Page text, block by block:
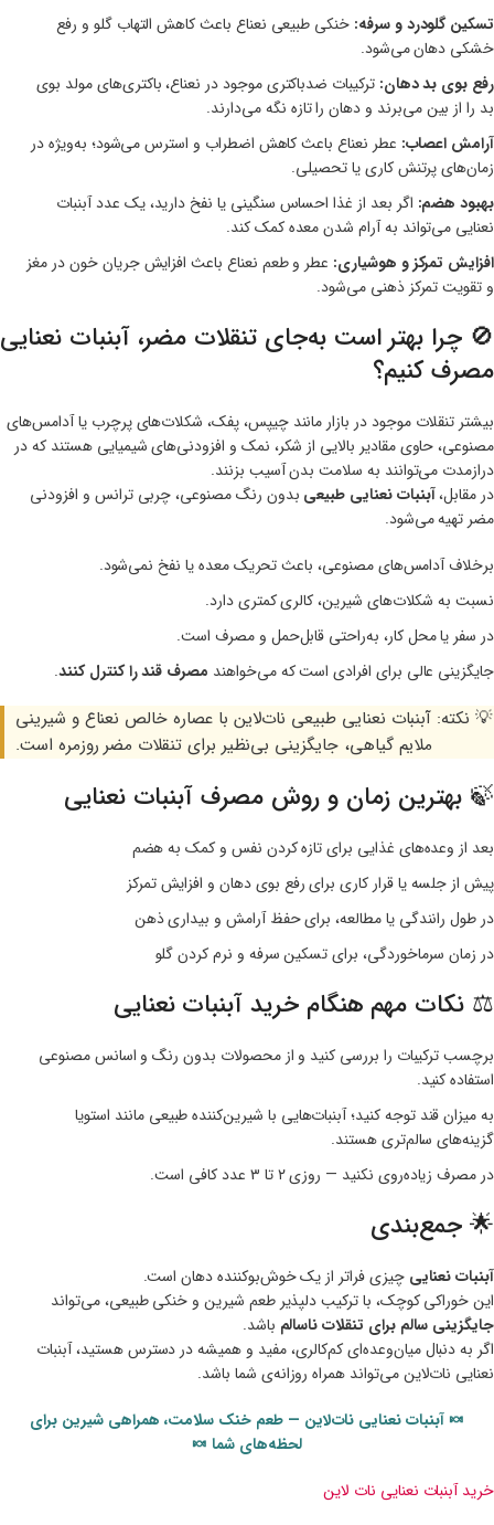
تسکین گلودرد و سرفه: خنکی طبیعی نعناع باعث کاهش التهاب گلو و رفع
خشکی دهان می‌شود.
رفع بوی بد دهان: ترکیبات ضدباکتری موجود در نعناع، باکتری‌های مولد بوی
بد را از بین می‌برند و دهان را تازه نگه می‌دارند.
آرامش اعصاب: عطر نعناع باعث کاهش اضطراب و استرس می‌شود؛ به‌ویژه در
زمان‌های پرتنش کاری یا تحصیلی.
بهبود هضم: اگر بعد از غذا احساس سنگینی یا نفخ دارید، یک عدد آبنبات
نعنایی می‌تواند به آرام شدن معده کمک کند.
افزایش تمرکز و هوشیاری: عطر و طعم نعناع باعث افزایش جریان خون در مغز
و تقویت تمرکز ذهنی می‌شود.
🚫 چرا بهتر است به‌جای تنقلات مضر، آبنبات نعنایی
مصرف کنیم؟
بیشتر تنقلات موجود در بازار مانند چیپس، پفک، شکلات‌های پرچرب یا آدامس‌های
مصنوعی، حاوی مقادیر بالایی از شکر، نمک و افزودنی‌های شیمیایی هستند که در
درازمدت می‌توانند به سلامت بدن آسیب بزنند.
در مقابل،آبنبات نعنایی طبیعی بدون رنگ مصنوعی، چربی ترانس و افزودنی
مضر تهیه می‌شود.
برخلاف آدامس‌های مصنوعی، باعث تحریک معده یا نفخ نمی‌شود.
نسبت به شکلات‌های شیرین، کالری کمتری دارد.
در سفر یا محل کار، به‌راحتی قابل‌حمل و مصرف است.
جایگزینی عالی برای افرادی است که می‌خواهند مصرف قند را کنترل کنند.
💡 نکته: آبنبات نعنایی طبیعی نات‌لاین با عصاره خالص نعناع و شیرینی
ملایم گیاهی، جایگزینی بی‌نظیر برای تنقلات مضر روزمره است.
🍃 بهترین زمان و روش مصرف آبنبات نعنایی
بعد از وعده‌های غذایی برای تازه کردن نفس و کمک به هضم
پیش از جلسه یا قرار کاری برای رفع بوی دهان و افزایش تمرکز
در طول رانندگی یا مطالعه، برای حفظ آرامش و بیداری ذهن
در زمان سرماخوردگی، برای تسکین سرفه و نرم کردن گلو
⚖️ نکات مهم هنگام خرید آبنبات نعنایی
برچسب ترکیبات را بررسی کنید و از محصولات بدون رنگ و اسانس مصنوعی
استفاده کنید.
به میزان قند توجه کنید؛ آبنبات‌هایی با شیرین‌کننده طبیعی مانند استویا
گزینه‌های سالم‌تری هستند.
در مصرف زیاده‌روی نکنید — روزی ۲ تا ۳ عدد کافی است.
🌟 جمع‌بندی
آبنبات نعنایی چیزی فراتر از یک خوش‌بوکننده دهان است.
این خوراکی کوچک، با ترکیب دلپذیر طعم شیرین و خنکی طبیعی، می‌تواند
جایگزینی سالم برای تنقلات ناسالم باشد.
اگر به دنبال میان‌وعده‌ای کم‌کالری، مفید و همیشه در دسترس هستید، آبنبات
نعنایی نات‌لاین می‌تواند همراه روزانه‌ی شما باشد.
🍬 آبنبات نعنایی نات‌لاین — طعم خنک سلامت، همراهی شیرین برای
لحظه‌های شما 🍬
خرید آبنبات نعنایی نات لاین